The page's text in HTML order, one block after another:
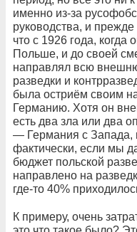
именно из-за
руководства, и
что с 1926 года,
Польше, и до своей
направлял всю
разведки и
была остриём своим
Германию. Хотя он
есть два зла или два
— Германия с Запада,
фактически, если мы
бюджет польской
направлено на
где-то 40%
К примеру, очень